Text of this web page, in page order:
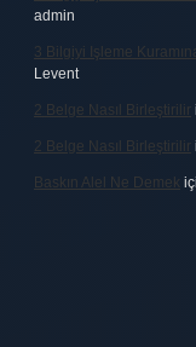
admin
3 Bilgiyi Işleme
Levent
2 Belge Nasıl Birleştirilir
2 Belge Nasıl Birleştirilir
Baskın Alel Ne Demek